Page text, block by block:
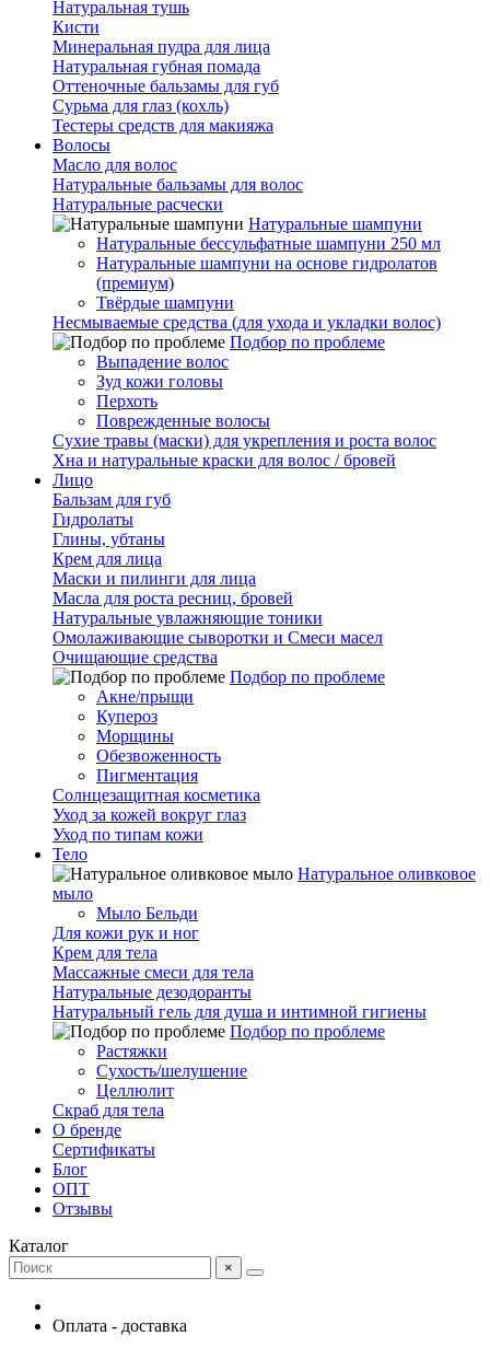
Натуральная тушь
Кисти
Минеральная пудра для лица
Натуральная губная помада
Оттеночные бальзамы для губ
Сурьма для глаз (кохль)
Тестеры средств для макияжа
Волосы
Масло для волос
Натуральные бальзамы для волос
Натуральные расчески
Натуральные шампуни
Натуральные бессульфатные шампуни 250 мл
Натуральные шампуни на основе гидролатов
(премиум)
Твёрдые шампуни
Несмываемые средства (для ухода и укладки волос)
Подбор по проблеме
Выпадение волос
Зуд кожи головы
Перхоть
Поврежденные волосы
Сухие травы (маски) для укрепления и роста волос
Хна и натуральные краски для волос / бровей
Лицо
Бальзам для губ
Гидролаты
Глины, убтаны
Крем для лица
Маски и пилинги для лица
Масла для роста ресниц, бровей
Натуральные увлажняющие тоники
Омолаживающие сыворотки и Смеси масел
Очищающие средства
Подбор по проблеме
Акне/прыщи
Купероз
Морщины
Обезвоженность
Пигментация
Солнцезащитная косметика
Уход за кожей вокруг глаз
Уход по типам кожи
Тело
Натуральное оливковое
мыло
Мыло Бельди
Для кожи рук и ног
Крем для тела
Массажные смеси для тела
Натуральные дезодоранты
Натуральный гель для душа и интимной гигиены
Подбор по проблеме
Растяжки
Сухость/шелушение
Целлюлит
Скраб для тела
О бренде
Сертификаты
Блог
ОПТ
Отзывы
Каталог
×
Оплата - доставка